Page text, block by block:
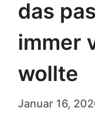
das
immer
wollte
Januar 16,